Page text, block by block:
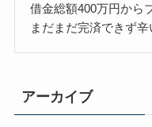
借金総額400万円から
まだまだ完済できず辛
アーカイブ